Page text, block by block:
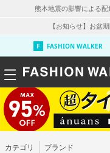
熊本地震の影響による配
【お知らせ】お盆
FASHION WALKER
カテゴリ ブランド